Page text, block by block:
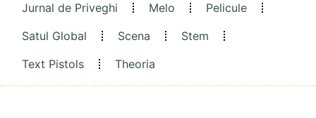
Jurnal de Priveghi
Melo
Pelicule
Satul Global
Scena
Stem
Text Pistols
Theoria